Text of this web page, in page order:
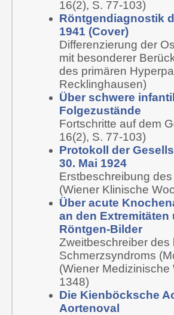
16(2), S. 77-103)
Röntgendiagnostik
1941 (Cover)
Differenzierung der
mit besonderer
des primären
Recklinghausen)
Über schwere
Folgezustände
Fortschritte auf dem
16(2), S. 77-103)
Protokoll der
30. Mai 1924
Erstbeschreibung
(Wiener Klinische
Über acute
an den
Röntgen-Bilder
Zweitbeschreiber
Schmerzsyndroms
(Wiener
1348)
Die Kienböcksche
Aortenoval